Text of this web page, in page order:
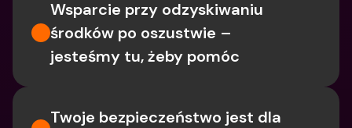
Wsparcie przy odzyskiwaniu
środków po oszustwie –
jesteśmy tu, żeby pomóc
Twoje bezpieczeństwo jest dla